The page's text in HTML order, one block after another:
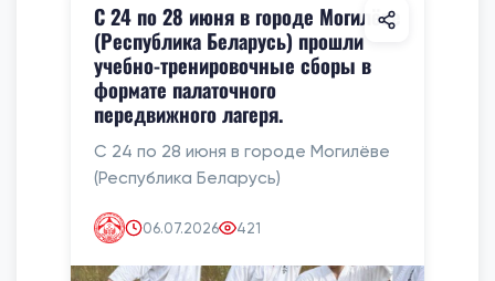
С 24 по 28 июня в городе Могилёве
(Республика Беларусь) прошли
учебно-тренировочные сборы в
формате палаточного
передвижного лагеря.
С 24 по 28 июня в городе Могилёве
(Республика Беларусь)
06.07.2026 421